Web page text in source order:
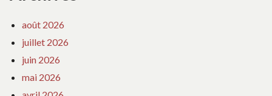
août 2026
juillet 2026
juin 2026
mai 2026